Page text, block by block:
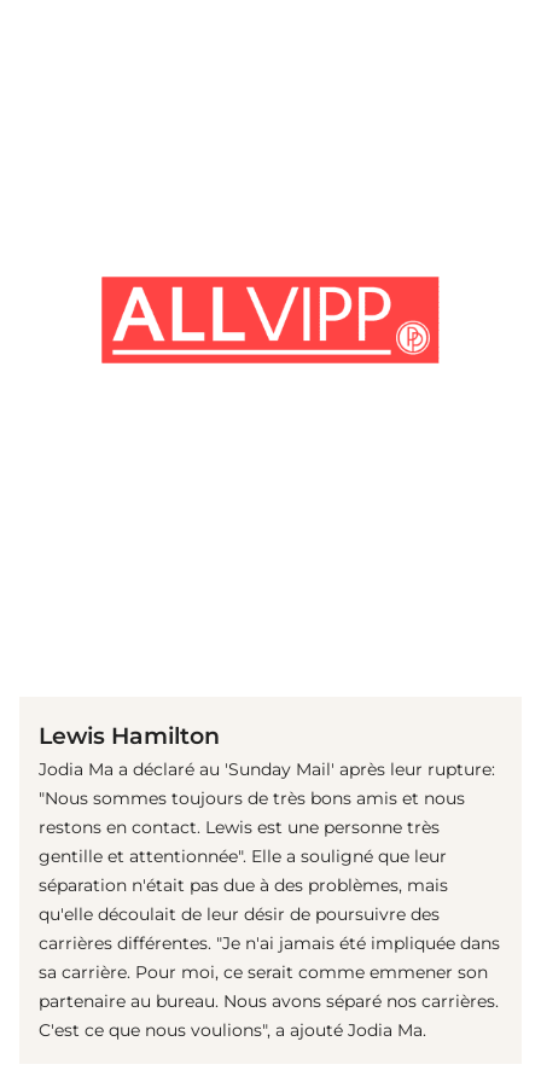
Lewis Hamilton
Jodia Ma a déclaré au 'Sunday Mail' après leur rupture:
"Nous sommes toujours de très bons amis et nous
restons en contact. Lewis est une personne très
gentille et attentionnée". Elle a souligné que leur
séparation n'était pas due à des problèmes, mais
qu'elle découlait de leur désir de poursuivre des
carrières différentes. "Je n'ai jamais été impliquée dans
sa carrière. Pour moi, ce serait comme emmener son
partenaire au bureau. Nous avons séparé nos carrières.
C'est ce que nous voulions", a ajouté Jodia Ma.